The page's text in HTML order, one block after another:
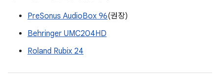
PreSonus AudioBox 96(권장)
Behringer UMC204HD
Roland Rubix 24